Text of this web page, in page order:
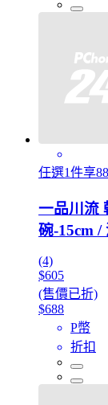
任選1件享
一品川流
碗-15cm /
(4)
$605
(售價已折)
$688
P幣
折扣